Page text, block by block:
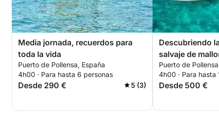
Media jornada, recuerdos para
toda la vida
Puerto de Pollensa, España
4h00 · Para hasta 6 personas
Desde 290 € 5 (3)
Descubriendo
salvaje de
Puerto de
4h00 · Para hasta
Desde 500 €